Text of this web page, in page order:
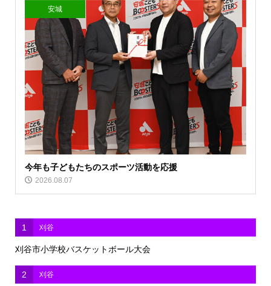
安城
今年も子どもたちのスポーツ活動を応援
2026.08.07
1 刈谷
刈谷市小学校バスケットボール大会
2 刈谷